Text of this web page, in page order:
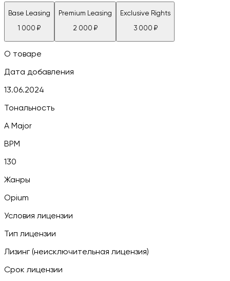
Base Leasing
1 000 ₽
Premium Leasing
2 000 ₽
Exclusive Rights
3 000 ₽
О товаре
Дата добавления
13.06.2024
Тональность
A Major
BPM
130
Жанры
Opium
Условия лицензии
Тип лицензии
Лизинг (неисключительная лицензия)
Срок лицензии